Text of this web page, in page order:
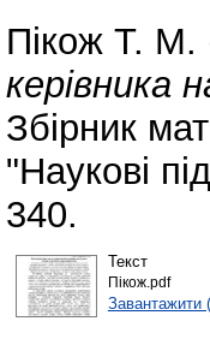
Пікож Т. М.
керівника
Збірник
"Наукові
340.
Текст
Пікож.pdf
Завантажити